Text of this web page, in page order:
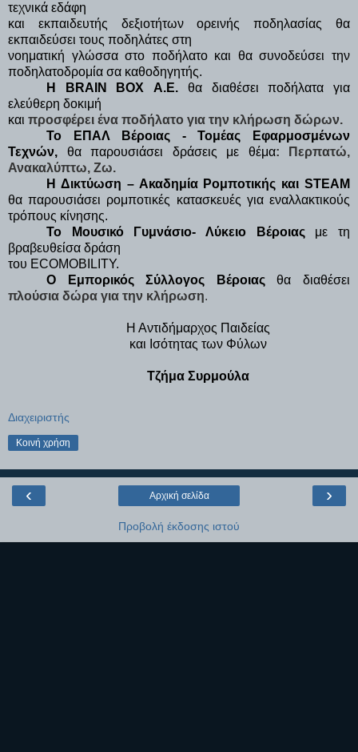
τεχνικά εδάφη
και εκπαιδευτής δεξιοτήτων ορεινής ποδηλασίας θα
εκπαιδεύσει τους ποδηλάτες στη
νοηματική γλώσσα στο ποδήλατο και θα συνοδεύσει την
ποδηλατοδρομία σα καθοδηγητής.
Η BRAIN BOX Α.Ε. θα διαθέσει ποδήλατα για
ελεύθερη δοκιμή
και προσφέρει ένα ποδήλατο για την κλήρωση δώρων.
Το ΕΠΑΛ Βέροιας - Τομέας Εφαρμοσμένων
Τεχνών, θα παρουσιάσει δράσεις με θέμα: Περπατώ,
Ανακαλύπτω, Ζω.
θα παρουσιάσει ρομποτικές κατασκευές για εναλλακτικούς
τρόπους κίνησης.
Το Μουσικό Γυμνάσιο- Λύκειο Βέροιας με τη
βραβευθείσα δράση
του ECOMOBILITY.
Ο Εμπορικός Σύλλογος Βέροιας
πλούσια δώρα για την κλήρωση.
Η Αντιδήμαρχος Παιδείας
και Ισότητας των Φύλων
Τζήμα Συρμούλα
Διαχειριστής
Κοινή χρήση
‹ ›
Αρχική σελίδα
Προβολή έκδοσης ιστού